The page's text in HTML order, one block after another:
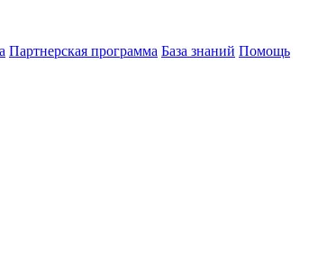
Партнерская программа База знаний Помощь